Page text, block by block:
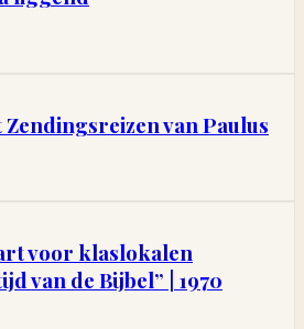
van Paulus
voor klaslokalen
van de Bijbel” | 1970